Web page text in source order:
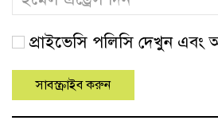
প্রাইভেসি পলিসি দেখুন এবং